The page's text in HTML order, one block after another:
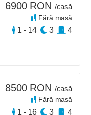
6900 RON /casă
Fără masă
1 - 14 3 4
8500 RON /casă
Fără masă
1 - 16 3 4